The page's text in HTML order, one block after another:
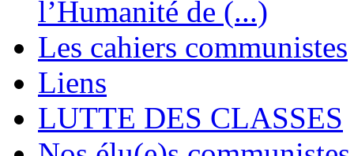
l’Humanité de (...)
Les cahiers communistes
Liens
LUTTE DES CLASSES